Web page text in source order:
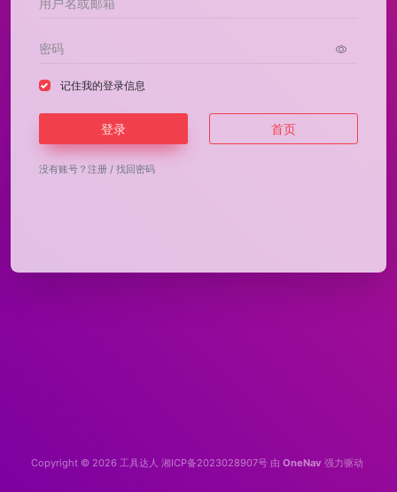
记住我的登录信息
登录 首页
没有账号？ 注册 / 找回密码
Copyright © 2026 工具达人 湘ICP备2023028907号 由 OneNav 强力驱动